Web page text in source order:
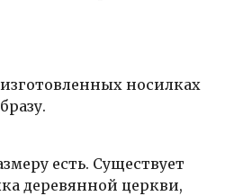
носилках
есть. Существует
деревянной церкви,